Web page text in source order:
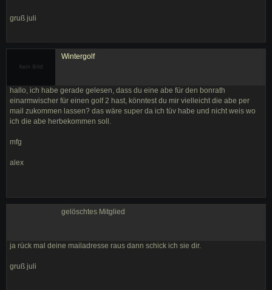
gruß juli
Wintergolf
hallo, ich habe gerade gelesen, dass du eine abe für den bonrath
einarmwischer für einen golf 2 hast, könntest du mir vielleicht die abe per
mail zukommen lassen? das wäre super da ich tüv habe und nicht weis wo
ich die abe herbekommen soll.
mfg
alex
gelöschtes Mitglied
ja rück mal deine mailadresse raus dann schick ich sie dir.
gruß juli